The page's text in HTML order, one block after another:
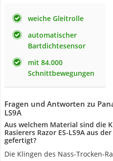
weiche Gleitrolle
automatischer
Bartdichtesensor
mit 84.000
Schnittbewegungen
Fragen und Antworten zu
LS9A
Aus welchem Material sind die
Rasierers Razor ES-LS9A aus
gefertigt?
Die Klingen des Nass-Trocken-